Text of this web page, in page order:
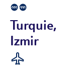
Turquie,
Izmir